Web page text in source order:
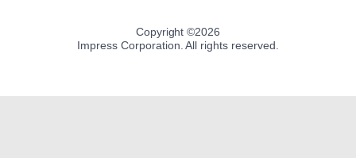
Copyright ©2026
Impress Corporation. All rights reserved.